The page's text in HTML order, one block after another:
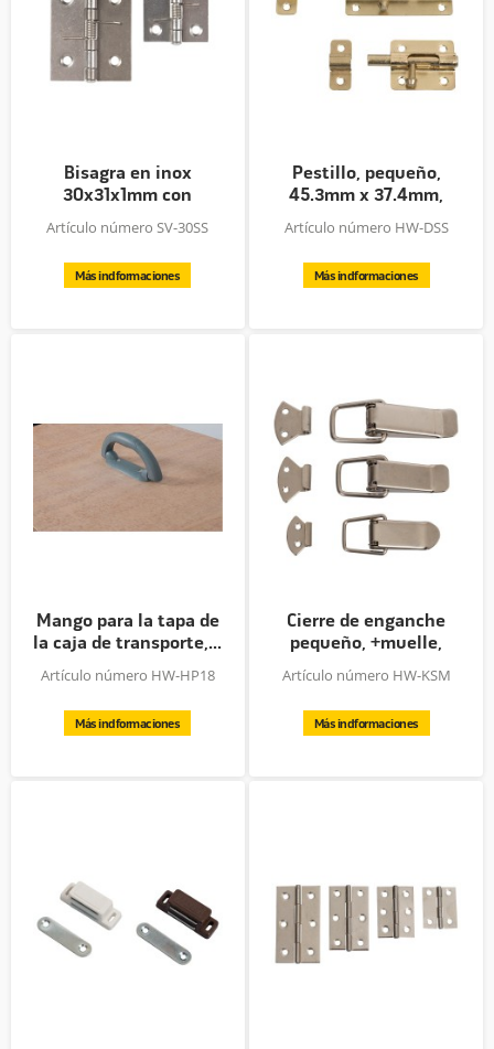
Bisagra en inox
30x31x1mm con
resorte
Artículo número SV-30SS
Más indformaciones
Pestillo, pequeño,
45.3mm x 37.4mm,
cincado,...
Artículo número HW-DSS
Más indformaciones
Mango para la tapa de
la caja de transporte,...
Artículo número HW-HP18
Más indformaciones
Cierre de enganche
pequeño, +muelle,
74.4 x...
Artículo número HW-KSM
Más indformaciones